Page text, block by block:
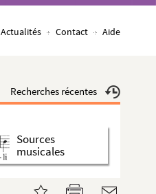
Actualités Contact Aide
Recherches récentes
Sources
musicales